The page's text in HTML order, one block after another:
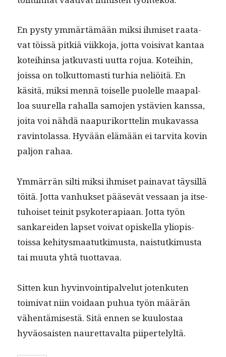
En pysty ymmärtämään mik­si ihmiset raata­
vat töis­sä pitk­iä viikko­ja, jot­ta voisi­vat kan­taa
kotei­hin­sa jatku­vasti uut­ta rojua. Kotei­hin,
jois­sa on tolkut­tomasti turhia neliöitä. En
käsitä, mik­si men­nä toiselle puolelle maa­pal­
loa suurel­la rahal­la samo­jen ystävien kanssa,
joi­ta voi nähdä naa­puriko­rt­telin mukavas­sa
rav­in­to­las­sa. Hyvään elämään ei tarvi­ta kovin
paljon rahaa.
Ymmär­rän silti mik­si ihmiset paina­vat täysil­lä
töitä. Jot­ta van­huk­set pää­sevät ves­saan ja itse­
tuhoiset teinit psykoter­api­aan. Jot­ta työn
sankarei­den lapset voivat opiskel­la yliopis­
tois­sa kehi­tys­maatutkimus­ta, nais­tutkimus­ta
tai muu­ta yhtä tuottavaa.
Sit­ten kun hyv­in­voin­tipalve­lut jotenkuten
toimi­vat niin voidaan puhua työn määrän
vähen­tämis­es­tä. Sitä ennen se kuu­lostaa
hyväo­sais­ten nau­ret­taval­ta piipertelyltä.